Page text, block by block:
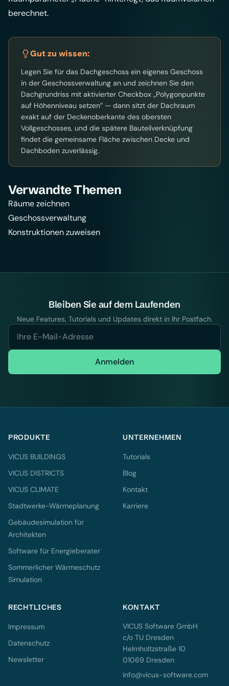
berechnet.
Gut zu wissen:
Legen Sie für das Dachgeschoss ein eigenes Geschoss
in der Geschossverwaltung an und zeichnen Sie den
Dachgrundriss mit aktivierter Checkbox „Polygonpunkte
auf Höhenniveau setzen” — dann sitzt der Dachraum
exakt auf der Deckenoberkante des obersten
Vollgeschosses, und die spätere Bauteilverknüpfung
findet die gemeinsame Fläche zwischen Decke und
Dachboden zuverlässig.
Verwandte Themen
Räume zeichnen
Geschossverwaltung
Konstruktionen zuweisen
Bleiben Sie auf dem Laufenden
Neue Features, Tutorials und Updates direkt in Ihr Postfach.
Anmelden
PRODUKTE
VICUS BUILDINGS
VICUS DISTRICTS
VICUS CLIMATE
Stadtwerke-Wärmeplanung
Gebäudesimulation für
Architekten
Software für Energieberater
Sommerlicher Wärmeschutz
Simulation
UNTERNEHMEN
Tutorials
Blog
Kontakt
Karriere
RECHTLICHES
Impressum
Datenschutz
Newsletter
KONTAKT
VICUS Software GmbH
c/o TU Dresden
Helmholtzstraße 10
01069 Dresden
info@vicus-software.com